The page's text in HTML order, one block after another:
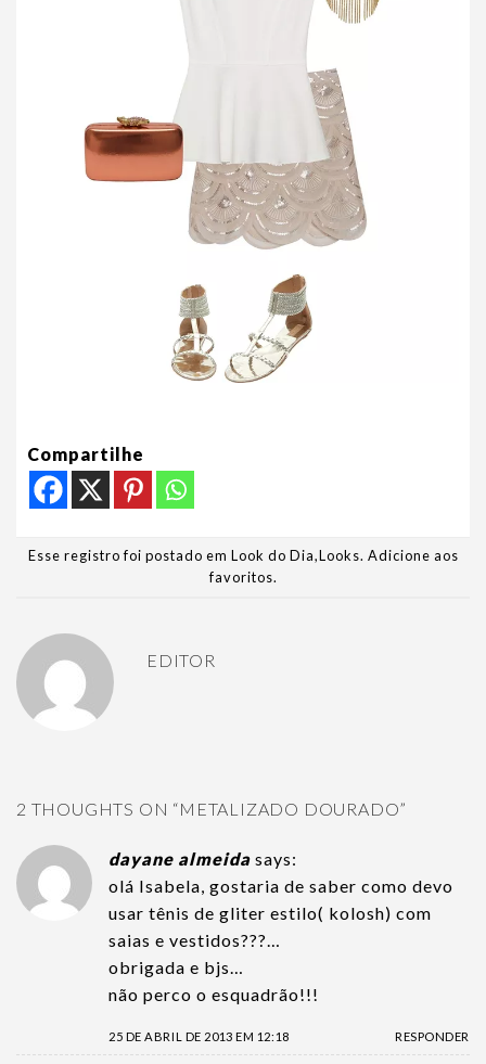
Compartilhe
Esse registro foi postado em Look do Dia,Looks. Adicione aos
favoritos.
EDITOR
2 THOUGHTS ON “METALIZADO DOURADO”
dayane almeida says:
olá Isabela, gostaria de saber como devo
usar tênis de gliter estilo( kolosh) com
saias e vestidos???…
obrigada e bjs…
não perco o esquadrão!!!
25 DE ABRIL DE 2013 EM 12:18 RESPONDER